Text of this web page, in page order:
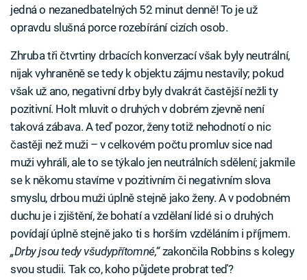
jedná o nezanedbatelných 52 minut denně! To je už
opravdu slušná porce rozebírání cizích osob.
Zhruba tři čtvrtiny drbacích konverzací však byly neutrální,
nijak vyhraněně se tedy k objektu zájmu nestavily; pokud
však už ano, negativní drby byly dvakrát častější nežli ty
pozitivní. Holt mluvit o druhých v dobrém zjevně není
taková zábava. A teď pozor, ženy totiž nehodnotí o nic
častěji než muži – v celkovém počtu promluv sice nad
muži vyhráli, ale to se týkalo jen neutrálních sdělení; jakmile
se k někomu stavíme v pozitivním či negativním slova
smyslu, drbou muži úplně stejně jako ženy. A v podobném
duchu je i zjištění, že bohatí a vzdělaní lidé si o druhých
povídají úplně stejně jako ti s horším vzděláním i příjmem.
„Drby jsou tedy všudypřítomné,“zakončila Robbins s kolegy
svou studii. Tak co, koho půjdete probrat teď?